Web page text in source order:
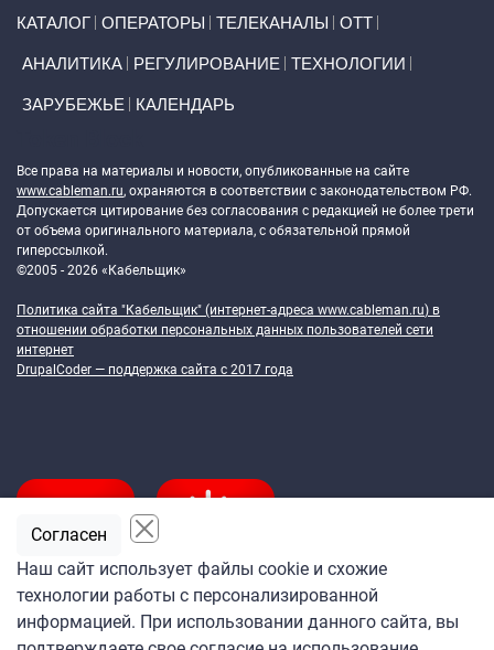
КАТАЛОГ ОПЕРАТОРЫ ТЕЛЕКАНАЛЫ ОТТ
АНАЛИТИКА РЕГУЛИРОВАНИЕ ТЕХНОЛОГИИ
ЗАРУБЕЖЬЕ КАЛЕНДАРЬ
Все права на материалы и новости, опубликованные на сайте
www.cableman.ru, охраняются в соответствии с законодательством РФ.
Допускается цитирование без согласования с редакцией не более трети
от объема оригинального материала, с обязательной прямой
гиперссылкой.
©2005 - 2026 «Кабельщик»
Политика сайта "Кабельщик" (интернет-адреса www.cableman.ru) в
отношении обработки персональных данных пользователей сети
интернет
DrupalCoder — поддержка сайта c 2017 года
Подпишитесь
на ежедневную рассылку
Наш сайт использует файлы cookie и схожие
технологии работы с персонализированной
информацией. При использовании данного сайта, вы
Согласен